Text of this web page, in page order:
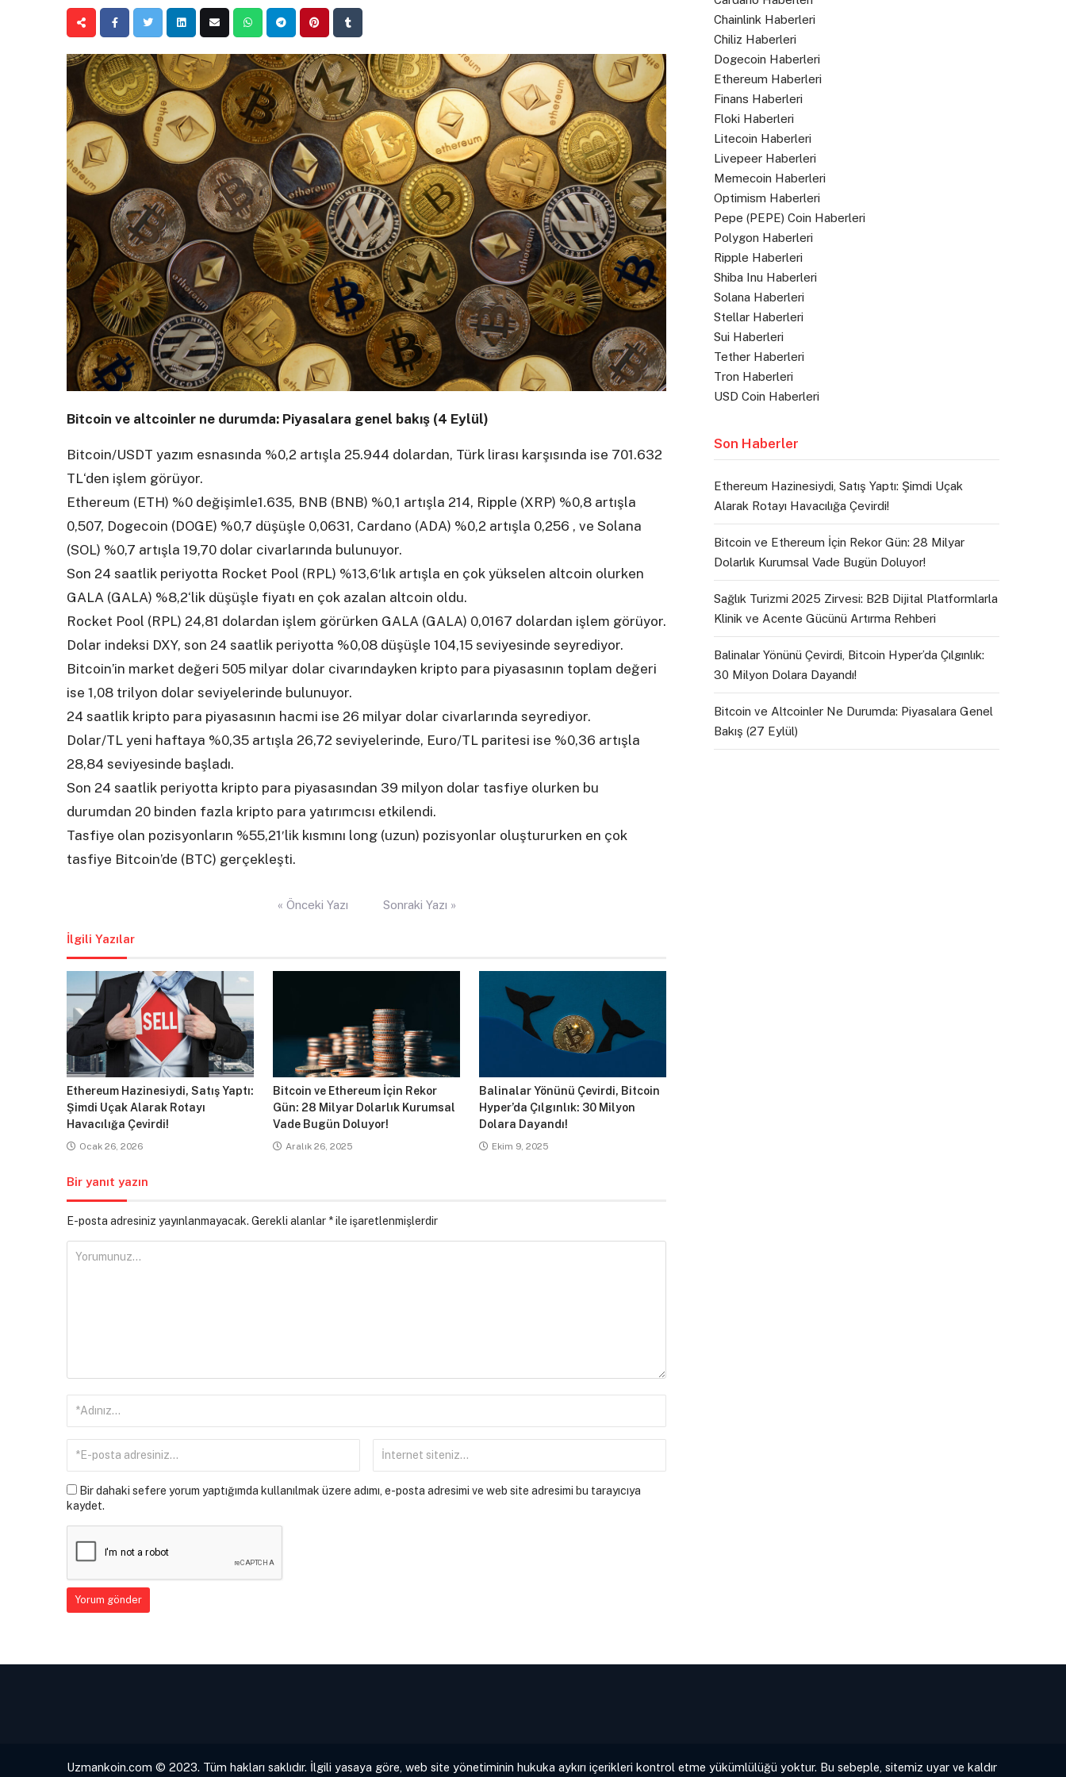
Bitcoin ve altcoinler ne durumda: Piyasalara genel bakış (4 Eylül)
Bitcoin/USDT yazım esnasında %0,2 artışla 25.944 dolardan, Türk lirası karşısında ise 701.632
TL‘den işlem görüyor.
Ethereum (ETH) %0 değişimle1.635, BNB (BNB) %0,1 artışla 214, Ripple (XRP) %0,8 artışla
0,507, Dogecoin (DOGE) %0,7 düşüşle 0,0631, Cardano (ADA) %0,2 artışla 0,256 , ve Solana
(SOL) %0,7 artışla 19,70 dolar civarlarında bulunuyor.
Son 24 saatlik periyotta Rocket Pool (RPL) %13,6′lık artışla en çok yükselen altcoin olurken
GALA (GALA) %8,2‘lik düşüşle fiyatı en çok azalan altcoin oldu.
Rocket Pool (RPL) 24,81 dolardan işlem görürken GALA (GALA) 0,0167 dolardan işlem görüyor.
Dolar indeksi DXY, son 24 saatlik periyotta %0,08 düşüşle 104,15 seviyesinde seyrediyor.
Bitcoin’in market değeri 505 milyar dolar civarındayken kripto para piyasasının toplam değeri
ise 1,08 trilyon dolar seviyelerinde bulunuyor.
24 saatlik kripto para piyasasının hacmi ise 26 milyar dolar civarlarında seyrediyor.
Dolar/TL yeni haftaya %0,35 artışla 26,72 seviyelerinde, Euro/TL paritesi ise %0,36 artışla
28,84 seviyesinde başladı.
Son 24 saatlik periyotta kripto para piyasasından 39 milyon dolar tasfiye olurken bu
durumdan 20 binden fazla kripto para yatırımcısı etkilendi.
Tasfiye olan pozisyonların %55,21′lik kısmını long (uzun) pozisyonlar oluştururken en çok
tasfiye Bitcoin’de (BTC) gerçekleşti.
« Önceki Yazı Sonraki Yazı »
İlgili Yazılar
Ethereum Hazinesiydi, Satış Yaptı:
Şimdi Uçak Alarak Rotayı
Havacılığa Çevirdi!
Ocak 26, 2026
Bitcoin ve Ethereum İçin Rekor
Gün: 28 Milyar Dolarlık Kurumsal
Vade Bugün Doluyor!
Aralık 26, 2025
Balinalar Yönünü Çevirdi, Bitcoin
Hyper’da Çılgınlık: 30 Milyon
Dolara Dayandı!
Ekim 9, 2025
Bir yanıt yazın
E-posta adresiniz yayınlanmayacak. Gerekli alanlar *ile işaretlenmişlerdir
Bir dahaki sefere yorum yaptığımda kullanılmak üzere adımı, e-posta adresimi ve web site adresimi bu tarayıcıya
kaydet.
Chainlink Haberleri
Chiliz Haberleri
Dogecoin Haberleri
Ethereum Haberleri
Finans Haberleri
Floki Haberleri
Litecoin Haberleri
Livepeer Haberleri
Memecoin Haberleri
Optimism Haberleri
Pepe (PEPE) Coin Haberleri
Polygon Haberleri
Ripple Haberleri
Shiba Inu Haberleri
Solana Haberleri
Stellar Haberleri
Sui Haberleri
Tether Haberleri
Tron Haberleri
USD Coin Haberleri
Son Haberler
Ethereum Hazinesiydi, Satış Yaptı: Şimdi Uçak
Alarak Rotayı Havacılığa Çevirdi!
Bitcoin ve Ethereum İçin Rekor Gün: 28 Milyar
Dolarlık Kurumsal Vade Bugün Doluyor!
Sağlık Turizmi 2025 Zirvesi: B2B Dijital Platformlarla
Klinik ve Acente Gücünü Artırma Rehberi
Balinalar Yönünü Çevirdi, Bitcoin Hyper’da Çılgınlık:
30 Milyon Dolara Dayandı!
Bitcoin ve Altcoinler Ne Durumda: Piyasalara Genel
Bakış (27 Eylül)
Uzmankoin.com © 2023. Tüm hakları saklıdır. İlgili yasaya göre, web site yönetiminin hukuka aykırı içerikleri kontrol etme yükümlülüğü yoktur. Bu sebeple, sitemiz uyar ve kaldır